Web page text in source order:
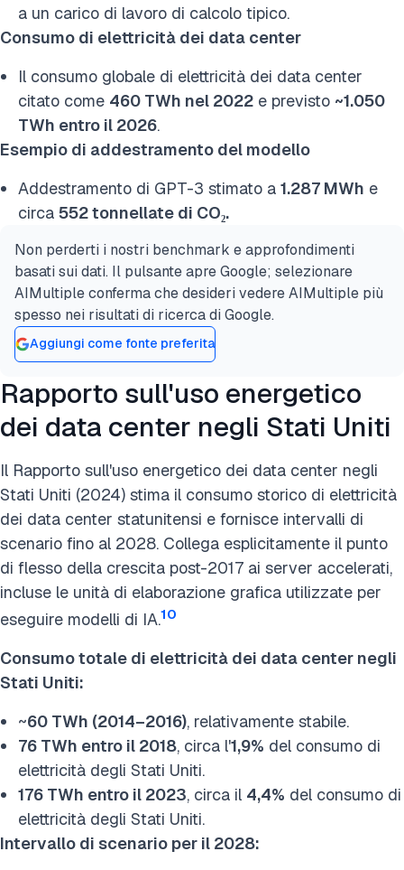
a un carico di lavoro di calcolo tipico.
Consumo di elettricità dei data center
Il consumo globale di elettricità dei data center
citato come 460 TWh nel 2022 e previsto ~1.050
TWh entro il 2026.
Esempio di addestramento del modello
Addestramento di GPT-3 stimato a 1.287 MWh e
circa 552 tonnellate di CO₂.
Non perderti i nostri benchmark e approfondimenti
basati sui dati. Il pulsante apre Google; selezionare
AIMultiple conferma che desideri vedere AIMultiple più
spesso nei risultati di ricerca di Google.
Aggiungi come fonte preferita
Rapporto sull'uso energetico
dei data center negli Stati Uniti
Il Rapporto sull'uso energetico dei data center negli
Stati Uniti (2024) stima il consumo storico di elettricità
dei data center statunitensi e fornisce intervalli di
scenario fino al 2028. Collega esplicitamente il punto
di flesso della crescita post-2017 ai server accelerati,
incluse le unità di elaborazione grafica utilizzate per
eseguire modelli di IA.10
Consumo totale di elettricità dei data center negli
Stati Uniti:
~60 TWh (2014–2016), relativamente stabile.
76 TWh entro il 2018, circa l'1,9% del consumo di
elettricità degli Stati Uniti.
176 TWh entro il 2023, circa il 4,4% del consumo di
elettricità degli Stati Uniti.
Intervallo di scenario per il 2028: